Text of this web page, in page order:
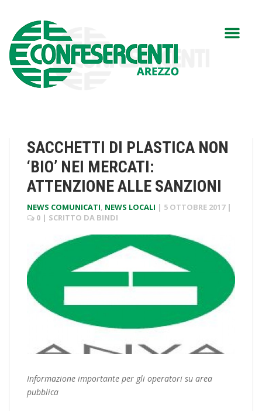
SACCHETTI DI PLASTICA NON
‘BIO’ NEI MERCATI:
ATTENZIONE ALLE SANZIONI
NEWS COMUNICATI, NEWS LOCALI | 5 OTTOBRE 2017 |
0 | SCRITTO DA BINDI
Informazione importante per gli operatori su area
pubblica